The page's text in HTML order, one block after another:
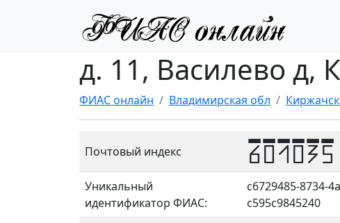
д. 11, Василево д,
ФИАС онлайн Владимирская обл
Почтовый индекс 601035
Уникальный
идентификатор ФИАС:
c6729485-8734-
c595c9845240